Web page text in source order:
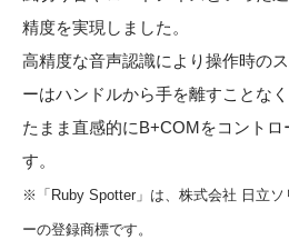
精度を実現しました。
高精度な音声認識により操作時の
ーはハンドルから手を離すことな
たまま直感的にB+COMをコント
す。
※「Ruby Spotter」は、株式会社 日立ソ
ーの登録商標です。